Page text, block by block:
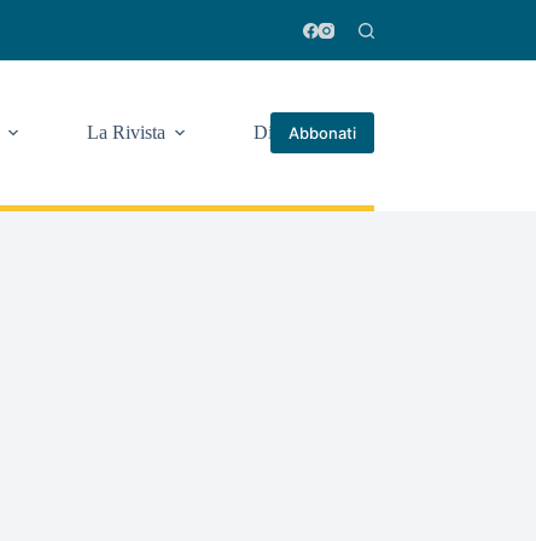
La Rivista Di piùAbbonati